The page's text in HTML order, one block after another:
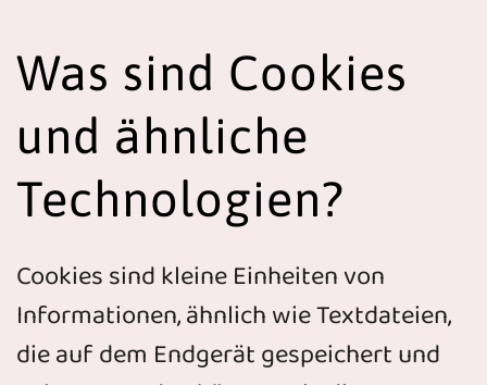
Was sind Cookies
und ähnliche
Technologien?
Cookies sind kleine Einheiten von
Informationen, ähnlich wie Textdateien,
die auf dem Endgerät gespeichert und